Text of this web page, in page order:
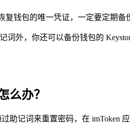
复钱包的唯一凭证，一定要定期
词外，你还可以备份钱包的
么办？
助记词来重置密码，在 imToken